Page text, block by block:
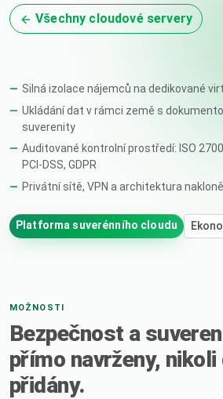
Všechny cloudové servery
Silná izolace nájemců na dedikované
Ukládání dat v rámci země s
suverenity
Auditované kontrolní prostředí: ISO
PCI-DSS, GDPR
Privátní sítě, VPN a architektura
Platforma suverénního cloudu
MOŽNOSTI
Bezpečnost a
přímo navrženy,
přidány.